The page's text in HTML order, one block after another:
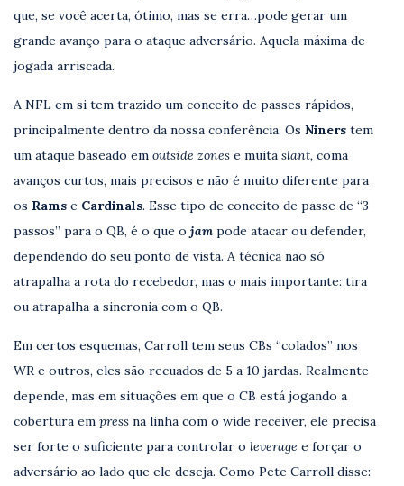
que, se você acerta, ótimo, mas se erra…pode gerar um
grande avanço para o ataque adversário. Aquela máxima de
jogada arriscada.
A NFL em si tem trazido um conceito de passes rápidos,
principalmente dentro da nossa conferência. Os Niners tem
um ataque baseado em outside zones e muita slant, coma
avanços curtos, mais precisos e não é muito diferente para
os Rams e Cardinals. Esse tipo de conceito de passe de “3
passos” para o QB, é o que o jam pode atacar ou defender,
dependendo do seu ponto de vista. A técnica não só
atrapalha a rota do recebedor, mas o mais importante: tira
ou atrapalha a sincronia com o QB.
Em certos esquemas, Carroll tem seus CBs “colados” nos
WR e outros, eles são recuados de 5 a 10 jardas. Realmente
depende, mas em situações em que o CB está jogando a
cobertura em press na linha com o wide receiver, ele precisa
ser forte o suficiente para controlar o leverage e forçar o
adversário ao lado que ele deseja. Como Pete Carroll disse: